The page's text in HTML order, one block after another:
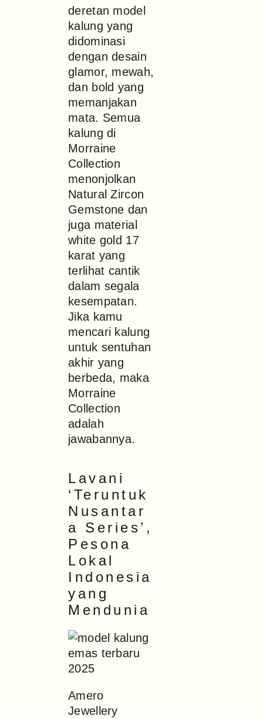
deretan model
kalung yang
didominasi
dengan desain
glamor, mewah,
dan bold yang
memanjakan
mata. Semua
kalung di
Morraine
Collection
menonjolkan
Natural Zircon
Gemstone dan
juga material
white gold 17
karat yang
terlihat cantik
dalam segala
kesempatan.
Jika kamu
mencari kalung
untuk sentuhan
akhir yang
berbeda, maka
Morraine
Collection
adalah
jawabannya.
Lavani
‘Teruntuk
Nusantar
a Series’,
Pesona
Lokal
Indonesia
yang
Mendunia
Amero
Jewellery